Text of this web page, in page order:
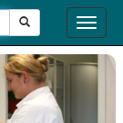
Toggle